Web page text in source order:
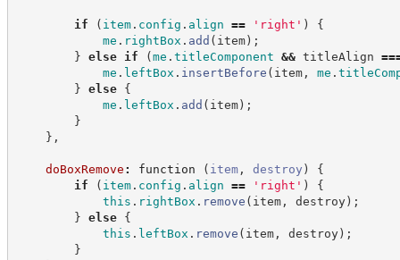
if ( item. config . align == ' right ' )
{
me . rightBox . add ( item) ;
} else if (me . titleComponent && titleAlign
me . leftBox . insertBefore ( item, me .
} else
{
me . leftBox . add ( item) ;
}
} ,
doBoxRemove : function ( item, destroy )
{
if
( item. config . align == ' right ' )
{
this . rightBox . remove ( item, destroy) ;
} else
{
this . leftBox . remove ( item, destroy) ;
}